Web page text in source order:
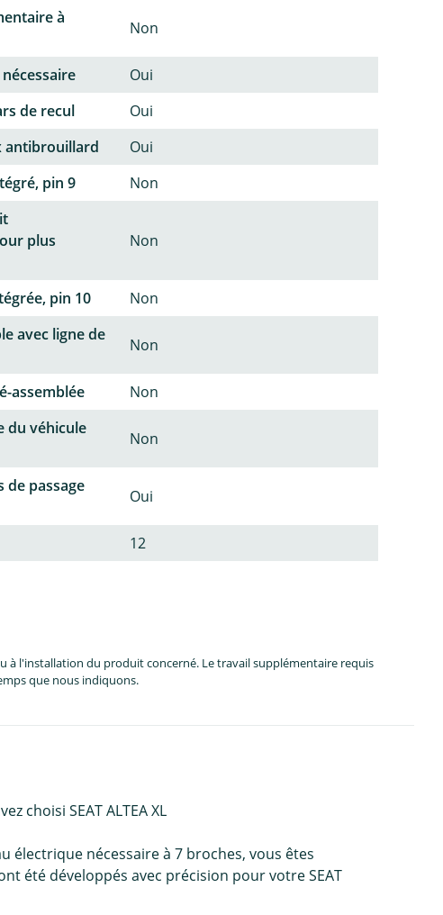
à
Non
nécessaire
Oui
de recul
Oui
antibrouillard
Oui
pin 9
Non
plus
Non
pin 10
Non
avec ligne de
Non
assemblée
Non
du véhicule
Non
de passage
Oui
12
à l'installation du produit concerné. Le travail supplémentaire requis
que nous indiquons.
choisi SEAT ALTEA XL
électrique nécessaire à 7 broches, vous êtes
été développés avec précision pour votre SEAT